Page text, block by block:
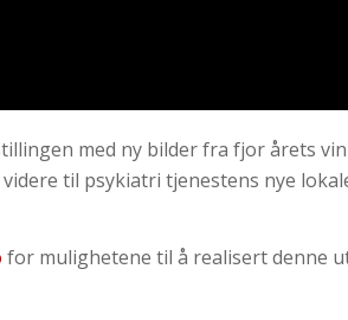
med ny bilder fra fjor årets
til psykiatri tjenestens nye
for mulighetene til å realisert denne